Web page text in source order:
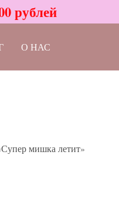
рублей
О НАС
мишка летит»